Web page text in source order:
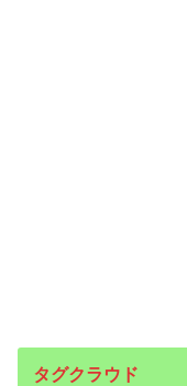
タグクラウド